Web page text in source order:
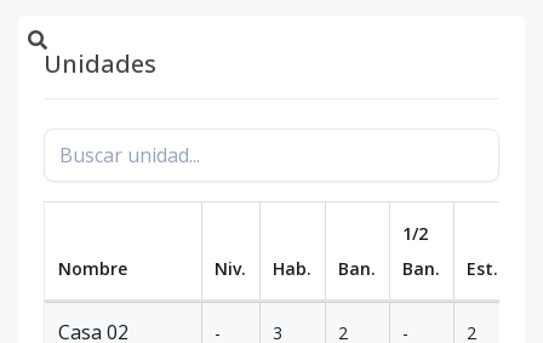
Unidades
Nombre Niv. Hab. Ban.
1/2
Ban.
Est.
Casa 02 - 3 2 - 2